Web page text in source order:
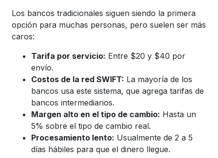
Los bancos tradicionales siguen siendo la primera
opción para muchas personas, pero suelen ser más
caros:
Tarifa por servicio: Entre $20 y $40 por
envío.
Costos de la red SWIFT: La mayoría de los
bancos usa este sistema, que agrega tarifas de
bancos intermediarios.
Margen alto en el tipo de cambio: Hasta un
5% sobre el tipo de cambio real.
Procesamiento lento: Usualmente de 2 a 5
días hábiles para que el dinero llegue.